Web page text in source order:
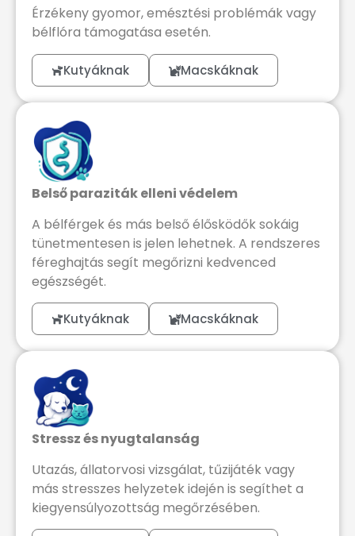
Érzékeny gyomor, emésztési problémák vagy
bélflóra támogatása esetén.
Kutyáknak Macskáknak
Belső paraziták elleni védelem
A bélférgek és más belső élősködők sokáig
tünetmentesen is jelen lehetnek. A rendszeres
féreghajtás segít megőrizni kedvenced
egészségét.
Kutyáknak Macskáknak
Stressz és nyugtalanság
Utazás, állatorvosi vizsgálat, tűzijáték vagy
más stresszes helyzetek idején is segíthet a
kiegyensúlyozottság megőrzésében.